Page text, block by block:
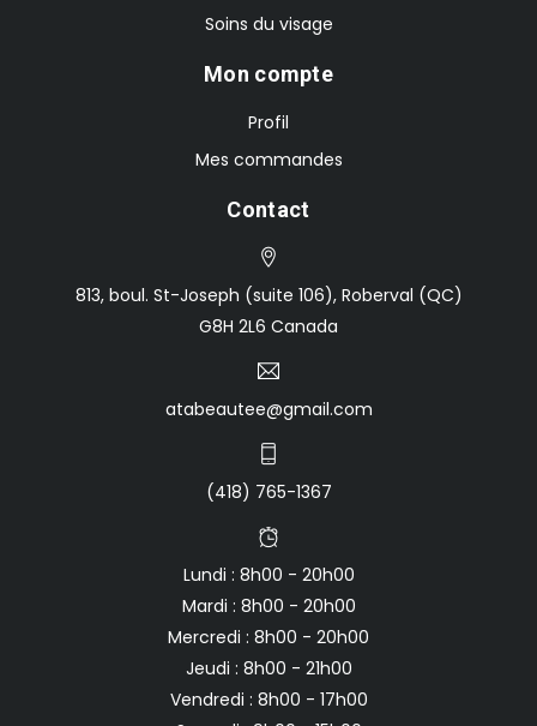
Soins du visage
Mon compte
Profil
Mes commandes
Contact
813, boul. St-Joseph (suite 106), Roberval (QC)
G8H 2L6 Canada
atabeautee@gmail.com
(418) 765-1367
Lundi : 8h00 - 20h00
Mardi : 8h00 - 20h00
Mercredi : 8h00 - 20h00
Jeudi : 8h00 - 21h00
Vendredi : 8h00 - 17h00